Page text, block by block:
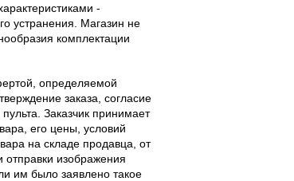
-
устранения. Магазин не
комплектации
определяемой
заказа, согласие
Заказчик принимает
его цены, условий
на складе продавца, от
отправки изображения
им было заявлено такое